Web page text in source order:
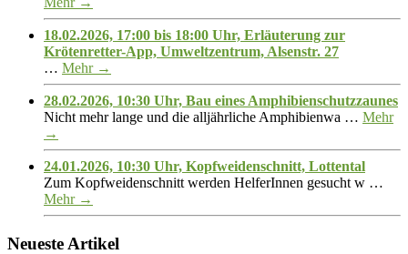
18.02.2026, 17:00 bis 18:00 Uhr, Erläuterung zur
Krötenretter-App, Umweltzentrum, Alsenstr. 27
… Mehr →
28.02.2026, 10:30 Uhr, Bau eines Amphibienschutzzaunes
Nicht mehr lange und die alljährliche Amphibienwa … Mehr
→
24.01.2026, 10:30 Uhr, Kopfweidenschnitt, Lottental
Zum Kopfweidenschnitt werden HelferInnen gesucht w …
Mehr →
Neueste Artikel